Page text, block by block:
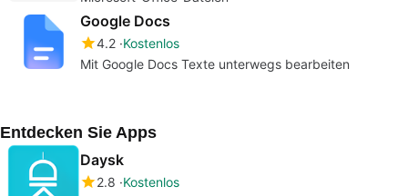
Google Docs
4.2 Kostenlos
Mit Google Docs Texte unterwegs bearbeiten
Entdecken Sie Apps
Daysk
2.8 Kostenlos